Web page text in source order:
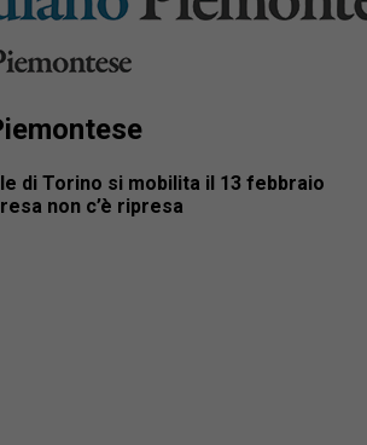
di Torino si mobilita il 13 febbraio
non c’è ripresa